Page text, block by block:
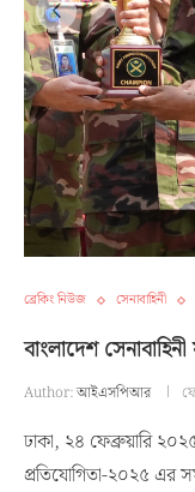
ব্রেকিং নিউজ সেনাবাহিনী
বাংলাদেশ
Author:আইএসপিআর
ঢাকা, ২৪ ফেব্রুয়ারি
প্রতিযোগিতা-২০২৫ এর